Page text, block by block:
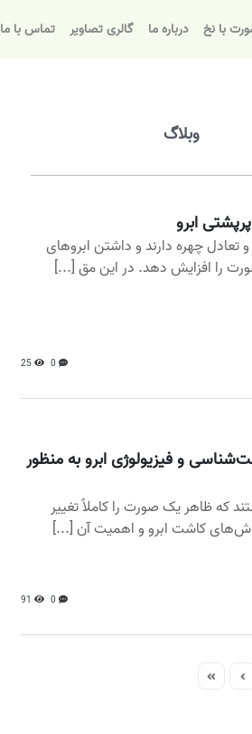
با نخ درباره ما گالری تصاویر تماس با ما
وبلاگ
ابرو
و تعادل چهره دارند و داشتن ابروهای
را افزایش دهد. در این مق [...]
0
25
و فیزیولوژی ابرو به منظور
که ظاهر یک صورت را کاملاً تغییر
کاشت ابرو و اهمیت آن [...]
0
91